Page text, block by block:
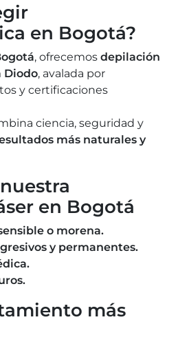
en Bogotá?
, ofrecemos depilación
Diodo, avalada por
y certificaciones
ciencia, seguridad y
más naturales y
en Bogotá
o morena.
y permanentes.
más